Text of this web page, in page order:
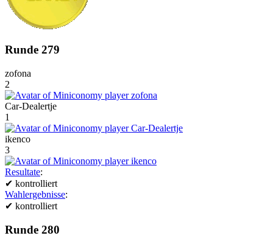
Runde 279
zofona
2
Car-Dealertje
1
ikenco
3
Resultate:
✔ kontrolliert
Wahlergebnisse:
✔ kontrolliert
Runde 280